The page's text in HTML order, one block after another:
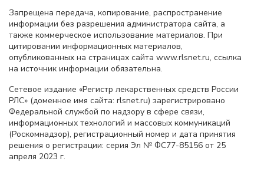
Запрещена передача, копирование, распространение
информации без разрешения администратора сайта, а
также коммерческое использование материалов. При
цитировании информационных материалов,
опубликованных на страницах сайта www.rlsnet.ru, ссылка
на источник информации обязательна.
Сетевое издание «Регистр лекарственных средств России
РЛС» (доменное имя сайта: rlsnet.ru) зарегистрировано
Федеральной службой по надзору в сфере связи,
информационных технологий и массовых коммуникаций
(Роскомнадзор), регистрационный номер и дата принятия
решения о регистрации: серия Эл № ФС77-85156 от 25
апреля 2023 г.